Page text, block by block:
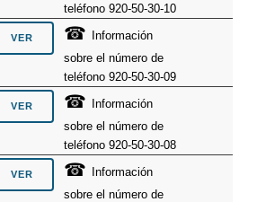
teléfono 920-50-30-10
☎ Información
sobre el número de
teléfono 920-50-30-09
☎ Información
sobre el número de
teléfono 920-50-30-08
☎ Información
sobre el número de